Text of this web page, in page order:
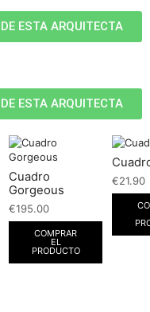
ESTA ARQUITECTA
ESTA ARQUITECTA
Cuadro
Gorgeous
€195.00
COMPRAR
EL
PRODUCTO
€21.90